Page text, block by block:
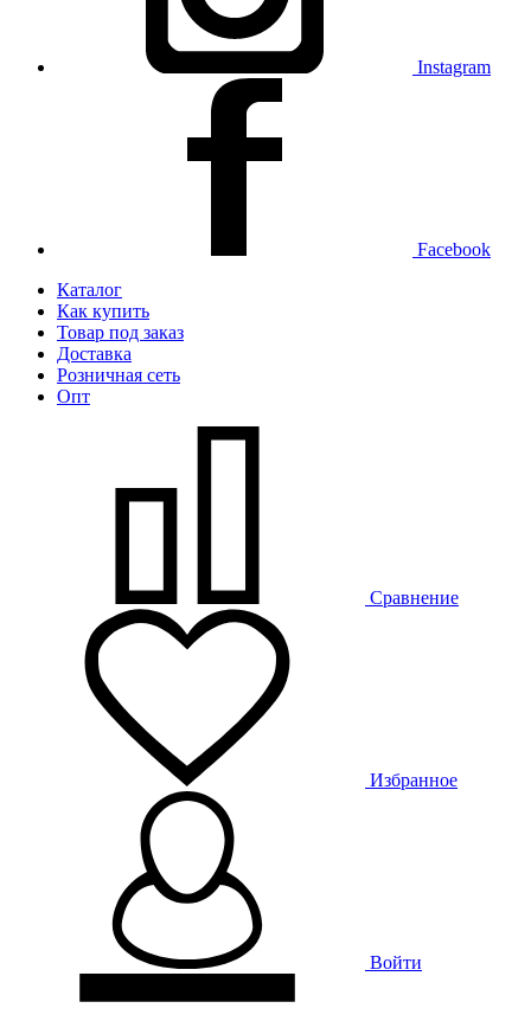
Instagram
Facebook
Каталог
Как купить
Товар под заказ
Доставка
Розничная сеть
Опт
Сравнение
Избранное
Войти